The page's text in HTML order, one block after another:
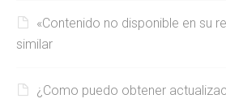
«Contenido no disponible en su
similar
¿Como puedo obtener